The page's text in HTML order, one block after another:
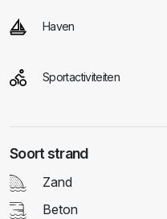
Haven
Sportactiviteiten
Soort strand
Zand
Beton